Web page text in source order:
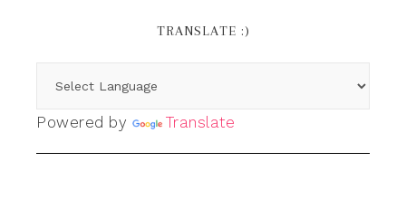
TRANSLATE :)
Powered by Translate